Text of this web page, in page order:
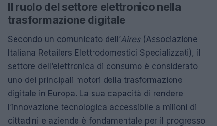
Il ruolo del settore elettronico nella
trasformazione digitale
Secondo un comunicato dell’Aires(Associazione
Italiana Retailers Elettrodomestici Specializzati), il
settore dell’elettronica di consumo è considerato
uno dei principali motori della trasformazione
digitale in Europa. La sua capacità di rendere
l’innovazione tecnologica accessibile a milioni di
cittadini e aziende è fondamentale per il progresso